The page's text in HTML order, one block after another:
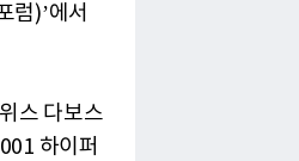
럼)’에서
스 다보스
하이퍼